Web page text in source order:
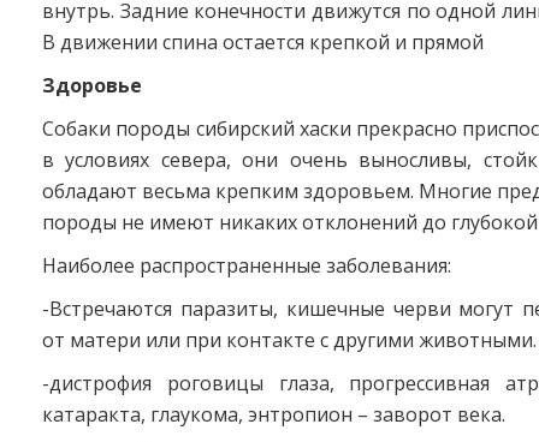
внутрь. Задние конечности движутся по одной
В движении спина остается крепкой и прямой
Здоровье
Собаки породы сибирский хаски прекрасно
в условиях севера, они очень выносливы,
обладают весьма крепким здоровьем. Многие
породы не имеют никаких отклонений до глубокой
Наиболее распространенные заболевания:
-Встречаются паразиты, кишечные черви могут
от матери или при контакте с другими животными.
-дистрофия роговицы глаза, прогрессивная
катаракта, глаукома, энтропион – заворот века.